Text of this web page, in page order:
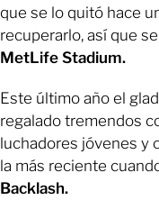
que se lo quitó hace
recuperarlo, así que
MetLife Stadium.
Este último año el
regalado tremendos
luchadores jóvenes y
la más reciente
Backlash.